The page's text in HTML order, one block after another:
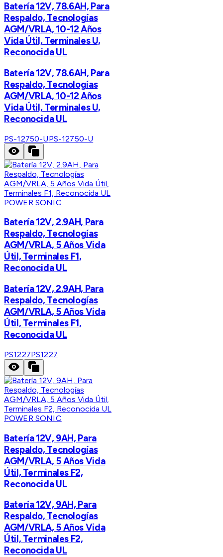
Batería 12V, 78.6AH, Para
Respaldo, Tecnologías
AGM/VRLA, 10-12 Años
Vida Útil, Terminales U,
Reconocida UL
Batería 12V, 78.6AH, Para
Respaldo, Tecnologías
AGM/VRLA, 10-12 Años
Vida Útil, Terminales U,
Reconocida UL
PS-12750-UPS-12750-U
POWER SONIC
Batería 12V, 2.9AH, Para
Respaldo, Tecnologías
AGM/VRLA, 5 Años Vida
Útil, Terminales F1,
Reconocida UL
Batería 12V, 2.9AH, Para
Respaldo, Tecnologías
AGM/VRLA, 5 Años Vida
Útil, Terminales F1,
Reconocida UL
PS1227PS1227
POWER SONIC
Batería 12V, 9AH, Para
Respaldo, Tecnologías
AGM/VRLA, 5 Años Vida
Útil, Terminales F2,
Reconocida UL
Batería 12V, 9AH, Para
Respaldo, Tecnologías
AGM/VRLA, 5 Años Vida
Útil, Terminales F2,
Reconocida UL